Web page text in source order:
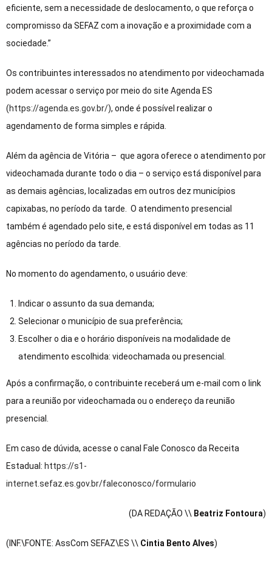
eficiente, sem a necessidade de deslocamento, o que reforça o
compromisso da SEFAZ com a inovação e a proximidade com a
sociedade.”
Os contribuintes interessados no atendimento por videochamada
podem acessar o serviço por meio do site Agenda ES
(https://agenda.es.gov.br/), onde é possível realizar o
agendamento de forma simples e rápida.
Além da agência de Vitória – que agora oferece o atendimento por
videochamada durante todo o dia – o serviço está disponível para
as demais agências, localizadas em outros dez municípios
capixabas, no período da tarde. O atendimento presencial
também é agendado pelo site, e está disponível em todas as 11
agências no período da tarde.
No momento do agendamento, o usuário deve:
Indicar o assunto da sua demanda;
Selecionar o município de sua preferência;
Escolher o dia e o horário disponíveis na modalidade de
atendimento escolhida: videochamada ou presencial.
Após a confirmação, o contribuinte receberá um e-mail com o link
para a reunião por videochamada ou o endereço da reunião
presencial.
Em caso de dúvida, acesse o canal Fale Conosco da Receita
Estadual: https://s1-
internet.sefaz.es.gov.br/faleconosco/formulario
(DA REDAÇÃO \\ Beatriz Fontoura)
(INF.\FONTE: AssCom SEFAZ\ES \\ Cintia Bento Alves)